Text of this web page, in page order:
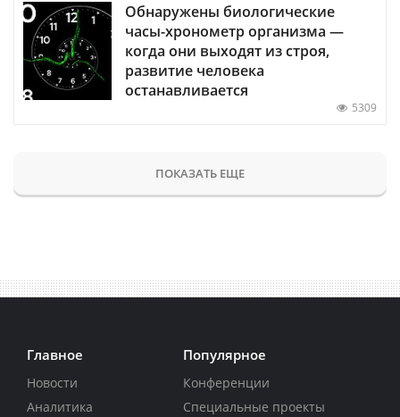
Обнаружены биологические
часы-хронометр организма —
когда они выходят из строя,
развитие человека
останавливается
5309
ПОКАЗАТЬ ЕЩЕ
Главное
Новости
Аналитика
Популярное
Конференции
Специальные проекты